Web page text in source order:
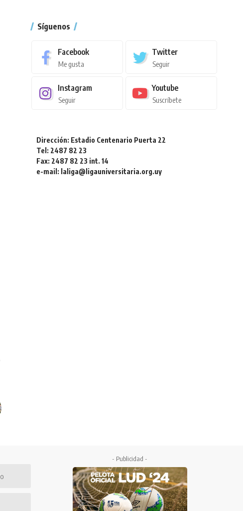
Síguenos
Facebook
Me gusta
Twitter
Seguir
Instagram
Seguir
Youtube
Suscríbete
Dirección: Estadio Centenario Puerta 22
Tel: 2487 82 23
Fax: 2487 82 23 int. 14
e-mail: laliga@ligauniversitaria.org.uy
- Publicidad -